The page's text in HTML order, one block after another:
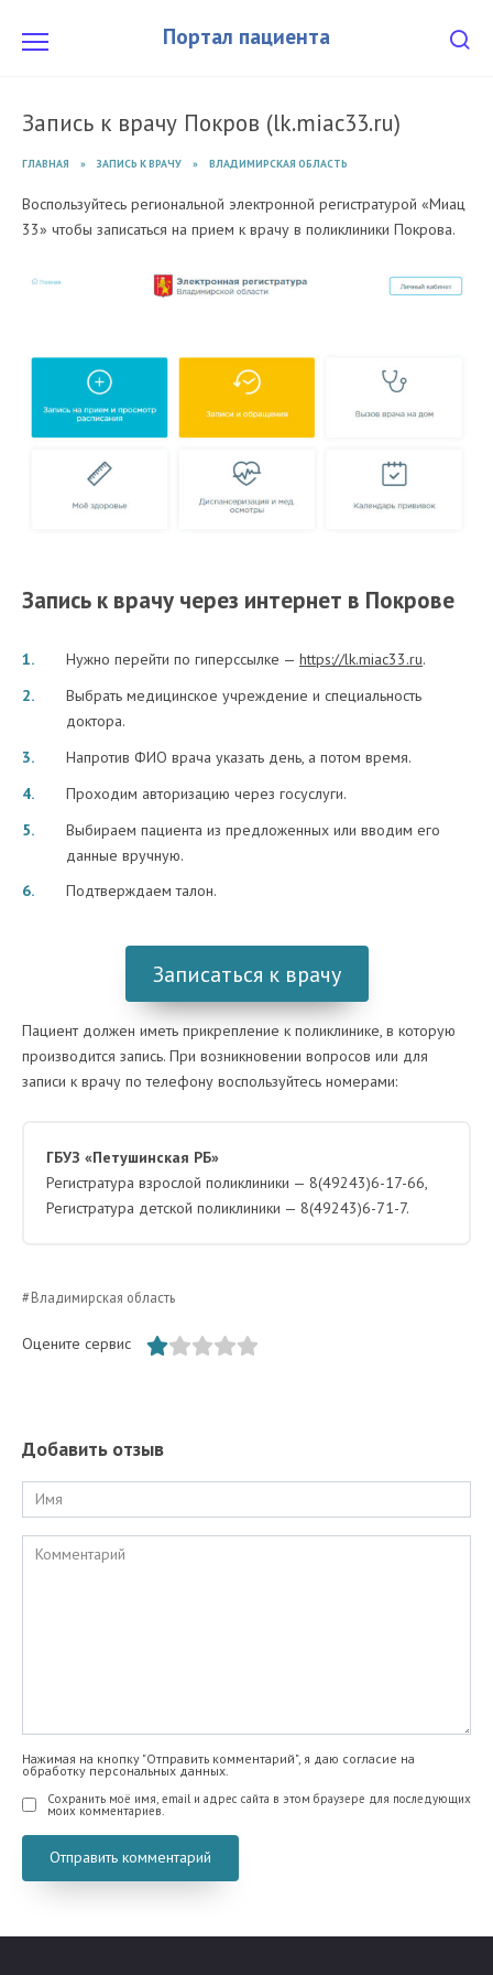
содержанию Портал пациента
Запись к врачу Покров (lk.miac33.ru)
ГЛАВНАЯ » ЗАПИСЬ К ВРАЧУ » ВЛАДИМИРСКАЯ ОБЛАСТЬ
Воспользуйтесь региональной электронной регистратурой «Миац
33» чтобы записаться на прием к врачу в поликлиники Покрова.
Запись к врачу через интернет в Покрове
Нужно перейти по гиперссылке — https://lk.miac33.ru.
Выбрать медицинское учреждение и специальность
доктора.
Напротив ФИО врача указать день, а потом время.
Проходим авторизацию через госуслуги.
Выбираем пациента из предложенных или вводим его
данные вручную.
Подтверждаем талон.
Записаться к врачу
Пациент должен иметь прикрепление к поликлинике, в которую
производится запись. При возникновении вопросов или для
записи к врачу по телефону воспользуйтесь номерами:
ГБУЗ «Петушинская РБ»
Регистратура взрослой поликлиники — 8(49243)6-17-66,
Регистратура детской поликлиники — 8(49243)6-71-7.
Владимирская область
Оцените сервис
Добавить отзыв
Имя
Комментарий
Нажимая на кнопку "Отправить комментарий", я даю согласие на
обработку персональных данных.
Сохранить моё имя, email и адрес сайта в этом браузере для последующих
моих комментариев.